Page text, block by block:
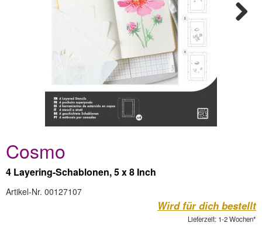
Cosmo
4 Layering-Schablonen, 5 x 8 Inch
Artikel-Nr. 00127107
Wird für dich bestellt
Lieferzeit: 1-2 Wochen*